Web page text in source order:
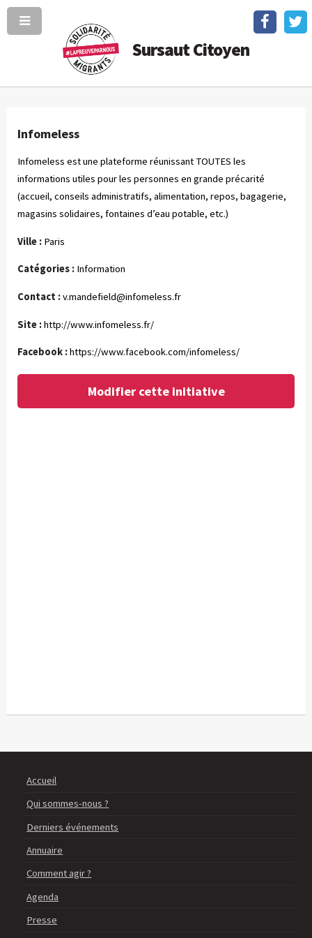
Sursaut Citoyen
Infomeless
Infomeless est une plateforme réunissant TOUTES les
informations utiles pour les personnes en grande précarité
(accueil, conseils administratifs, alimentation, repos, bagagerie,
magasins solidaires, fontaines d’eau potable, etc.)
Ville : Paris
Catégories : Information
Contact :v.mandefield@infomeless.fr
Site :http://www.infomeless.fr/
Facebook :https://www.facebook.com/infomeless/
Modifier cette initiative
Accueil
Qui sommes-nous ?
Derniers événements
Annuaire
Comment agir ?
Agenda
Presse